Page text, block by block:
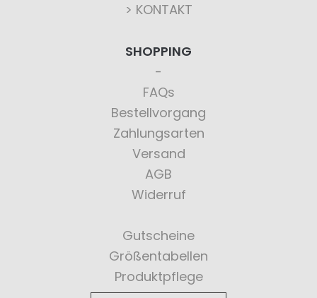
> KONTAKT
SHOPPING
FAQs
Bestellvorgang
Zahlungsarten
Versand
AGB
Widerruf
Gutscheine
Größentabellen
Produktpflege